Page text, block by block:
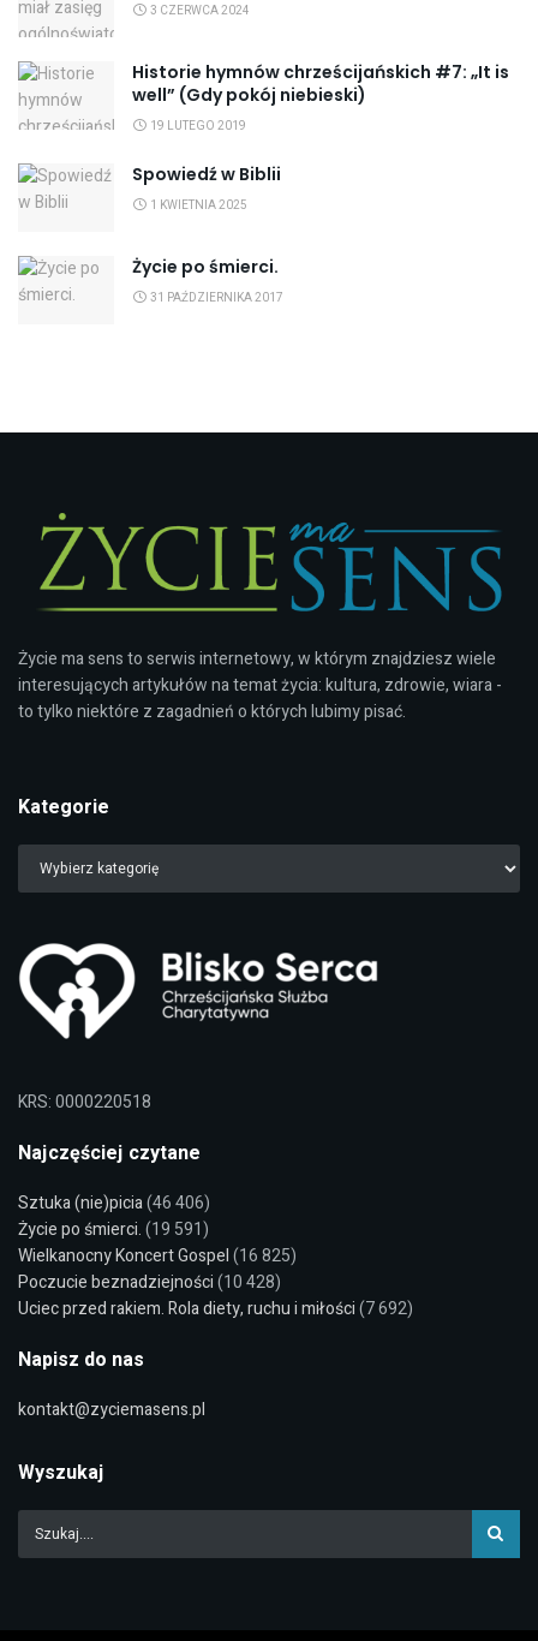
3 CZERWCA 2024
Historie hymnów chrześcijańskich #7: „It is
well” (Gdy pokój niebieski)
19 LUTEGO 2019
Spowiedź w Biblii
1 KWIETNIA 2025
Życie po śmierci.
31 PAŹDZIERNIKA 2017
Życie ma sens to serwis internetowy, w którym znajdziesz wiele
interesujących artykułów na temat życia: kultura, zdrowie, wiara -
to tylko niektóre z zagadnień o których lubimy pisać.
Kategorie
KRS: 0000220518
Najczęściej czytane
Sztuka (nie)picia(46 406)
Życie po śmierci.(19 591)
Wielkanocny Koncert Gospel(16 825)
Poczucie beznadziejności(10 428)
Uciec przed rakiem. Rola diety, ruchu i miłości(7 692)
Napisz do nas
kontakt@zyciemasens.pl
Wyszukaj